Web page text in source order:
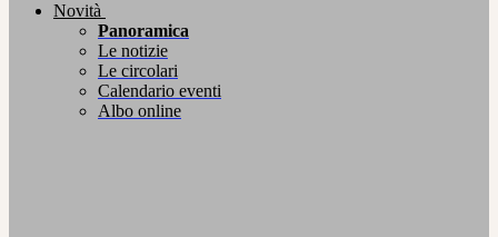
Novità
Panoramica
Le notizie
Le circolari
Calendario eventi
Albo online